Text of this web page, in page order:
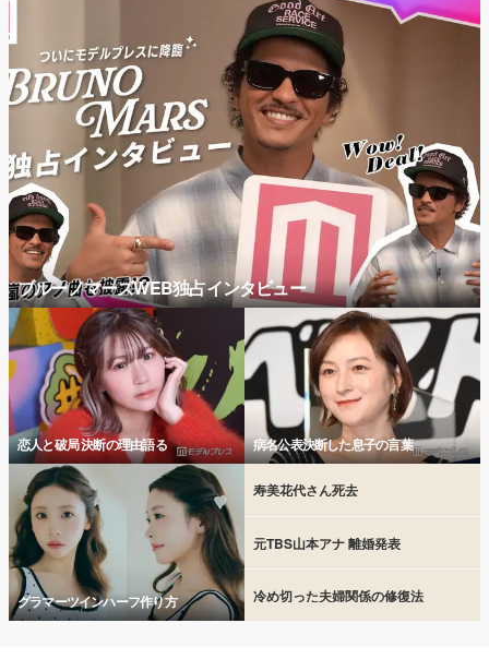
ブルーノマーズWEB独占インタビュー
恋人と破局 決断の理由語る 病名公表決断した息子の言葉
グラマーツインハーフ作り方
寿美花代さん死去
元TBS山本アナ 離婚発表
冷め切った夫婦関係の修復法